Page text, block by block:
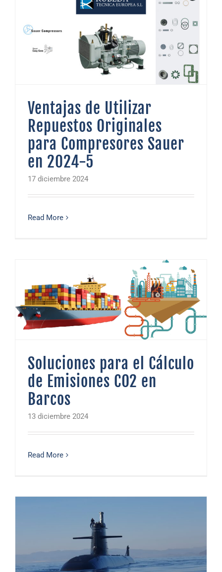
Ventajas de Utilizar
Repuestos Originales
para Compresores Sauer
en 2024-5
17 diciembre 2024
Read More
Soluciones para el Cálculo
de Emisiones CO2 en
Barcos
13 diciembre 2024
Read More